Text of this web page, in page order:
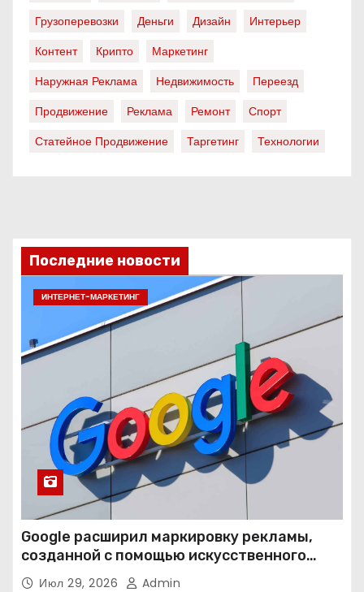
Грузоперевозки
Деньги Дизайн
Интерьер
Контент
Крипто
Маркетинг
Наружная Реклама
Недвижимость
Переезд
Продвижение
Реклама Ремонт
Спорт
Статейное Продвижение
Таргетинг Технологии
Последние новости
ИНТЕРНЕТ-МАРКЕТИНГ
Google расширил маркировку рекламы,
созданной с помощью искусственного
интеллекта
Июл 29, 2026 Admin